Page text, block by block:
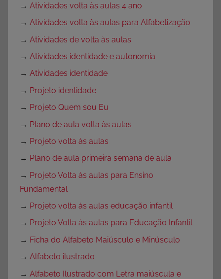
→ Atividades volta às aulas 4 ano
→ Atividades volta às aulas para Alfabetização
→ Atividades de volta às aulas
→ Atividades identidade e autonomia
→ Atividades identidade
→ Projeto identidade
→ Projeto Quem sou Eu
→ Plano de aula volta às aulas
→ Projeto volta às aulas
→ Plano de aula primeira semana de aula
→ Projeto Volta às aulas para Ensino
Fundamental
→ Projeto volta às aulas educação infantil
→ Projeto Volta às aulas para Educação Infantil
→ Ficha do Alfabeto Maiúsculo e Minúsculo
→ Alfabeto ilustrado
→ Alfabeto Ilustrado com Letra maiúscula e